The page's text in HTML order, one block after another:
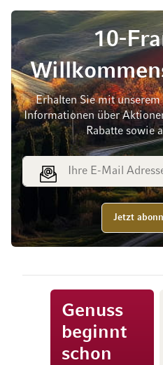
10-
Erhalten Sie mit
Informationen über
Rabatte sowie
E-Mail Adresse
Jetzt
Genuss
beginnt
schon